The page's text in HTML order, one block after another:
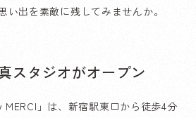
い出を素敵に残してみませんか。
スタジオがオープン
MERCI」は、新宿駅東口から徒歩4分